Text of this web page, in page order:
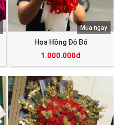
Hoa Hồng Đỏ Bó
1.000.000đ
Mua ngay